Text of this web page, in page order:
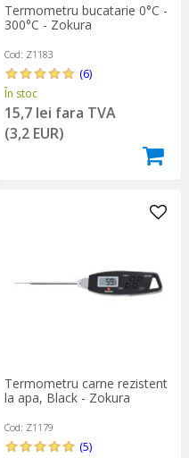
Termometru bucatarie 0°C -
300°C - Zokura
Cod: Z1183
(6)
În stoc
15,7 lei fara TVA
(3,2 EUR)
Termometru carne rezistent
la apa, Black - Zokura
Cod: Z1179
(5)